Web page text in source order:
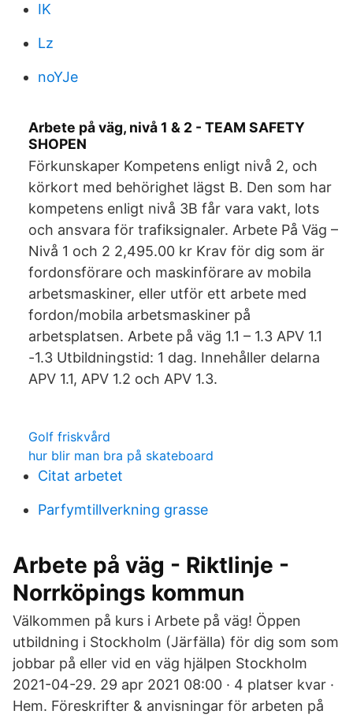
IK
Lz
noYJe
Arbete på väg, nivå 1 & 2 - TEAM SAFETY
SHOPEN
Förkunskaper Kompetens enligt nivå 2, och
körkort med behörighet lägst B. Den som har
kompetens enligt nivå 3B får vara vakt, lots
och ansvara för trafiksignaler. Arbete På Väg –
Nivå 1 och 2 2,495.00 kr Krav för dig som är
fordonsförare och maskinförare av mobila
arbetsmaskiner, eller utför ett arbete med
fordon/mobila arbetsmaskiner på
arbetsplatsen. Arbete på väg 1.1 – 1.3 APV 1.1
-1.3 Utbildningstid: 1 dag. Innehåller delarna
APV 1.1, APV 1.2 och APV 1.3.
Golf friskvård
hur blir man bra på skateboard
Citat arbetet
Parfymtillverkning grasse
Arbete på väg - Riktlinje -
Norrköpings kommun
Välkommen på kurs i Arbete på väg! Öppen
utbildning i Stockholm (Järfälla) för dig som som
jobbar på eller vid en väg hjälpen Stockholm
2021-04-29. 29 apr 2021 08:00 · 4 platser kvar ·
Hem. Föreskrifter & anvisningar för arbeten på